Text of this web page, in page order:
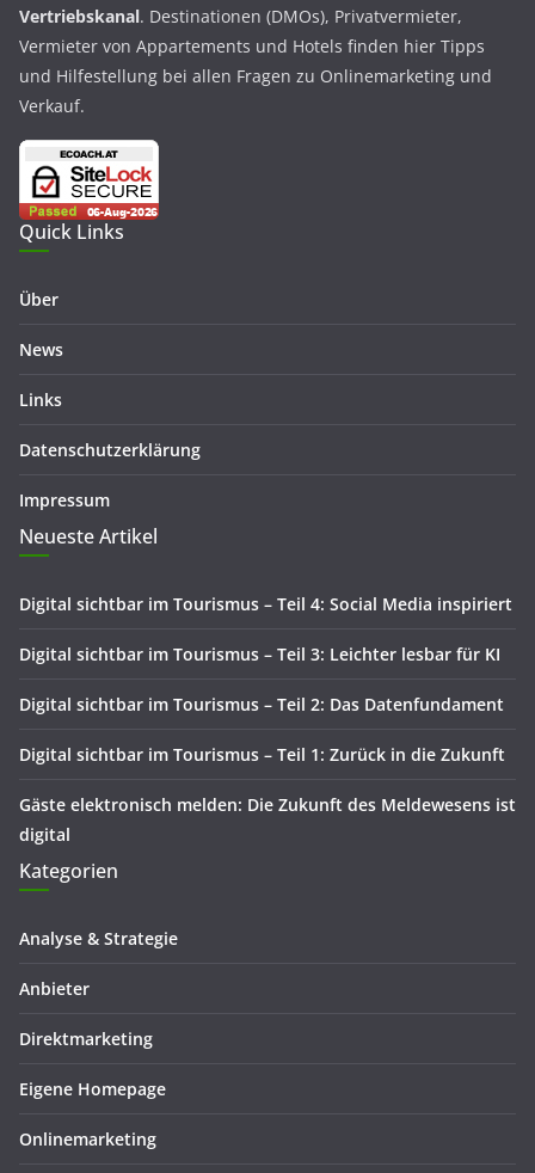
Vertriebskanal. Destinationen (DMOs), Privatvermieter,
Vermieter von Appartements und Hotels finden hier Tipps
und Hilfestellung bei allen Fragen zu Onlinemarketing und
Verkauf.
Quick Links
Über
News
Links
Datenschutzerklärung
Impressum
Neueste Artikel
Digital sichtbar im Tourismus – Teil 4: Social Media inspiriert
Digital sichtbar im Tourismus – Teil 3: Leichter lesbar für KI
Digital sichtbar im Tourismus – Teil 2: Das Datenfundament
Digital sichtbar im Tourismus – Teil 1: Zurück in die Zukunft
Gäste elektronisch melden: Die Zukunft des Meldewesens ist
digital
Kategorien
Analyse & Strategie
Anbieter
Direktmarketing
Eigene Homepage
Onlinemarketing